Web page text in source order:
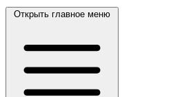
Открыть главное меню